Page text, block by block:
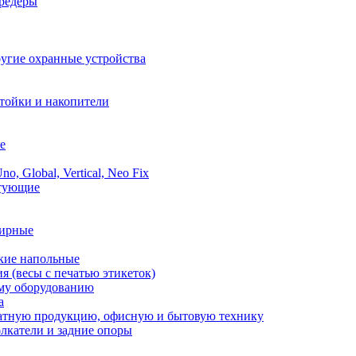
охранные устройства
и накопители
Global, Vertical, Neo Fix
напольные
(весы с печатью этикеток)
оборудованию
продукцию, офисную и бытовую технику
и задние опоры